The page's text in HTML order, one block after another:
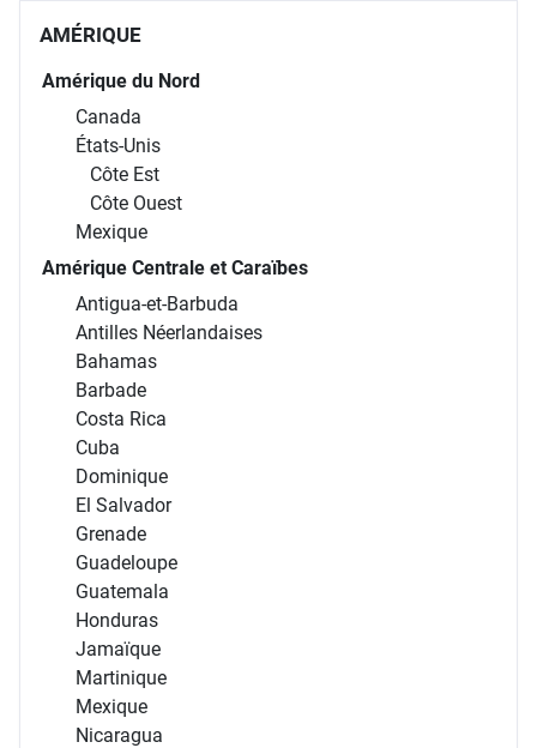
AMÉRIQUE
Amérique du Nord
Canada
États-Unis
Côte Est
Côte Ouest
Mexique
Amérique Centrale et Caraïbes
Antigua-et-Barbuda
Antilles Néerlandaises
Bahamas
Barbade
Costa Rica
Cuba
Dominique
El Salvador
Grenade
Guadeloupe
Guatemala
Honduras
Jamaïque
Martinique
Mexique
Nicaragua